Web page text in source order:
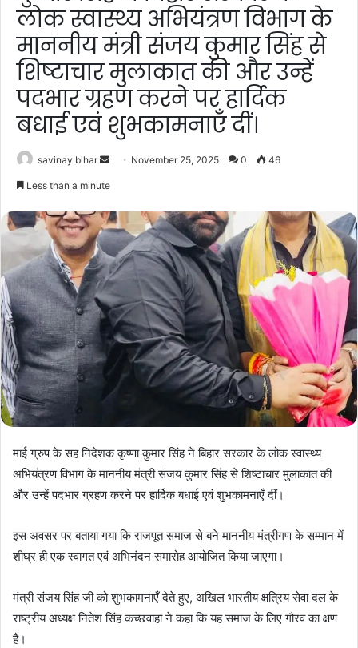
लोक स्वास्थ्य अभियंत्रण विभाग के
माननीय मंत्री संजय कुमार सिंह से
शिष्टाचार मुलाकात की और उन्हें
पदभार ग्रहण करने पर हार्दिक
बधाई एवं शुभकामनाएँ दीं।
savinay bihar
SendNovember 25, 2025 0 46
Less than a minute
माई ग्रुप के सह निदेशक कृष्णा कुमार सिंह ने बिहार सरकार के लोक स्वास्थ्य
अभियंत्रण विभाग के माननीय मंत्री संजय कुमार सिंह से शिष्टाचार मुलाकात की
और उन्हें पदभार ग्रहण करने पर हार्दिक बधाई एवं शुभकामनाएँ दीं।
इस अवसर पर बताया गया कि राजपूत समाज से बने माननीय मंत्रीगण के सम्मान में
शीघ्र ही एक स्वागत एवं अभिनंदन समारोह आयोजित किया जाएगा।
मंत्री संजय सिंह जी को शुभकामनाएँ देते हुए, अखिल भारतीय क्षत्रिय सेवा दल के
राष्ट्रीय अध्यक्ष नितेश सिंह कच्छवाहा ने कहा कि यह समाज के लिए गौरव का क्षण
है।